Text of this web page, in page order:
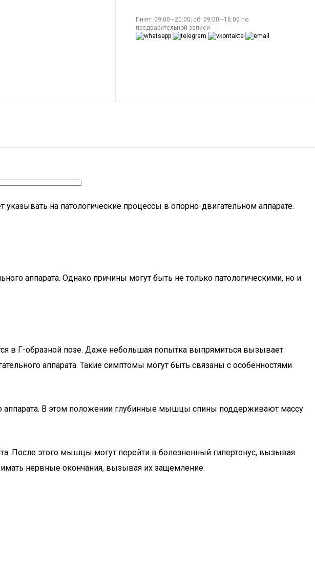
Пн-пт: 09:00—20:00; сб: 09:00—16:00 по
предварительной записи
на патологические процессы в опорно-двигательном аппарате.
аппарата. Однако причины могут быть не только патологическими, но и
в Г-образной позе. Даже небольшая попытка выпрямиться вызывает
аппарата. Такие симптомы могут быть связаны с особенностями
аппарата. В этом положении глубинные мышцы спины поддерживают массу
После этого мышцы могут перейти в болезненный гипертонус, вызывая
нервные окончания, вызывая их защемление.